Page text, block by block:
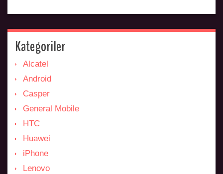
Kategoriler
Alcatel
Android
Casper
General Mobile
HTC
Huawei
iPhone
Lenovo